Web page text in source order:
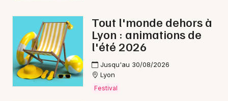
Mon email
Je m'abonne
Tout l'monde dehors à
Lyon : animations de
l'été 2026
Jusqu'au 30/08/2026
Lyon
Festival